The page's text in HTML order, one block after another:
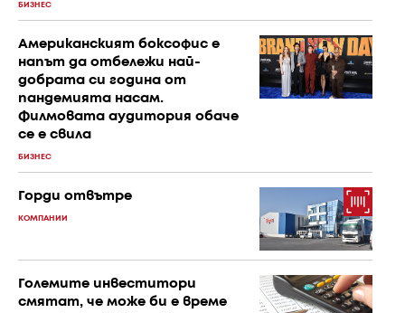
БИЗНЕС
Американският боксофис е
напът да отбележи най-
добрата си година от
пандемията насам.
Филмовата аудитория обаче
се е свила
БИЗНЕС
Горди отвътре
КОМПАНИИ
Големите инвеститори
смятат, че може би е време